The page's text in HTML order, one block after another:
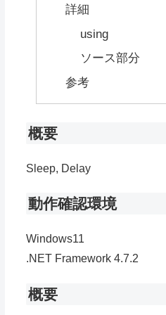
詳細
using
ソース部分
参考
概要
Sleep, Delay
動作確認環境
Windows11
.NET Framework 4.7.2
概要